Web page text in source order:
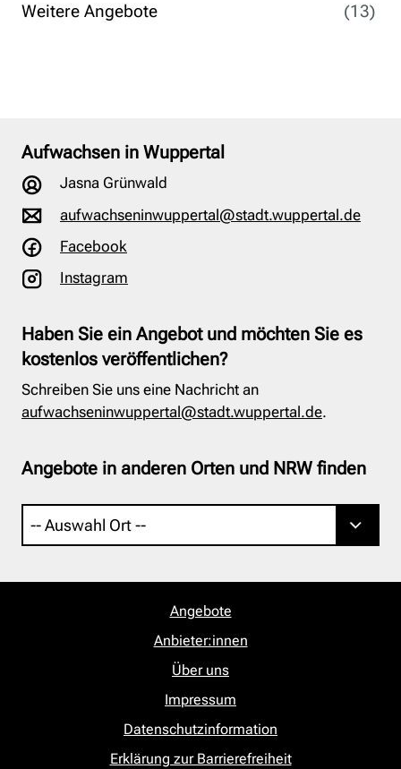
Weitere Angebote
(13)
Aufwachsen in Wuppertal
Jasna Grünwald
aufwachseninwuppertal@stadt.wuppertal.de
Facebook
Instagram
Haben Sie ein Angebot und möchten Sie es
kostenlos veröffentlichen?
Schreiben Sie uns eine Nachricht an
aufwachseninwuppertal@stadt.wuppertal.de.
Angebote in anderen Orten und NRW finden
Angebote
Anbieter:innen
Über uns
Impressum
Datenschutzinformation
Erklärung zur Barrierefreiheit